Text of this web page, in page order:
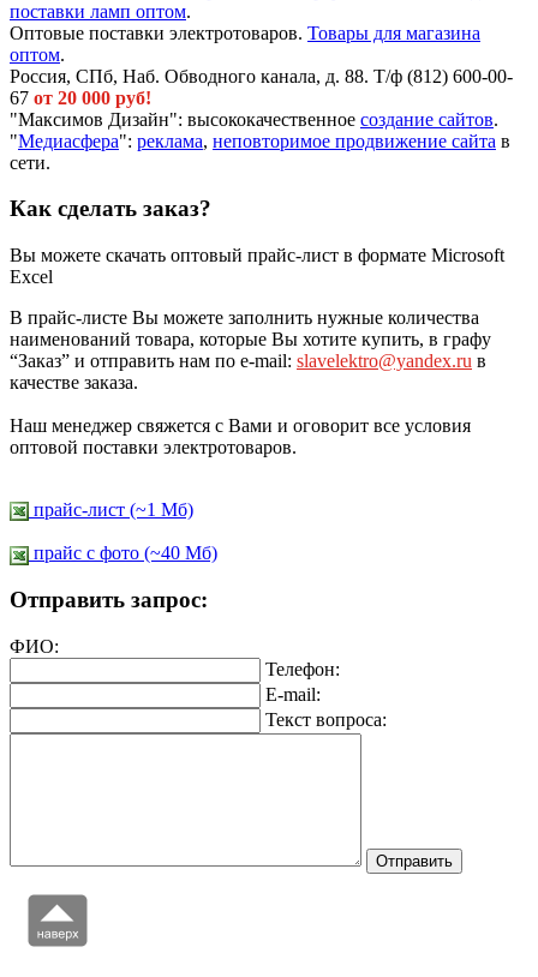
поставки ламп оптом.
Оптовые поставки электротоваров. Товары для магазина
оптом.
Россия, СПб, Наб. Обводного канала, д. 88. Т/ф (812) 600-00-
67 от 20 000 руб!
"Максимов Дизайн": высококачественное создание сайтов.
"Медиасфера": реклама, неповторимое продвижение сайта в
сети.
Как сделать заказ?
Вы можете скачать оптовый прайс-лист в формате Microsoft
Excel
В прайс-листе Вы можете заполнить нужные количества
наименований товара, которые Вы хотите купить, в графу
“Заказ” и отправить нам по e-mail: slavelektro@yandex.ru в
качестве заказа.
Наш менеджер свяжется с Вами и оговорит все условия
оптовой поставки электротоваров.
прайс-лист (~1 Мб)
прайс c фото (~40 Мб)
Отправить запрос:
ФИО:
Телефон:
E-mail:
Текст вопроса: